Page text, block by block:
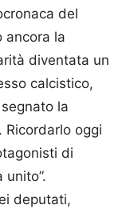
del
ancora la
diventata un
calcistico,
la
Ricordarlo oggi
di
unito”.
deputati,